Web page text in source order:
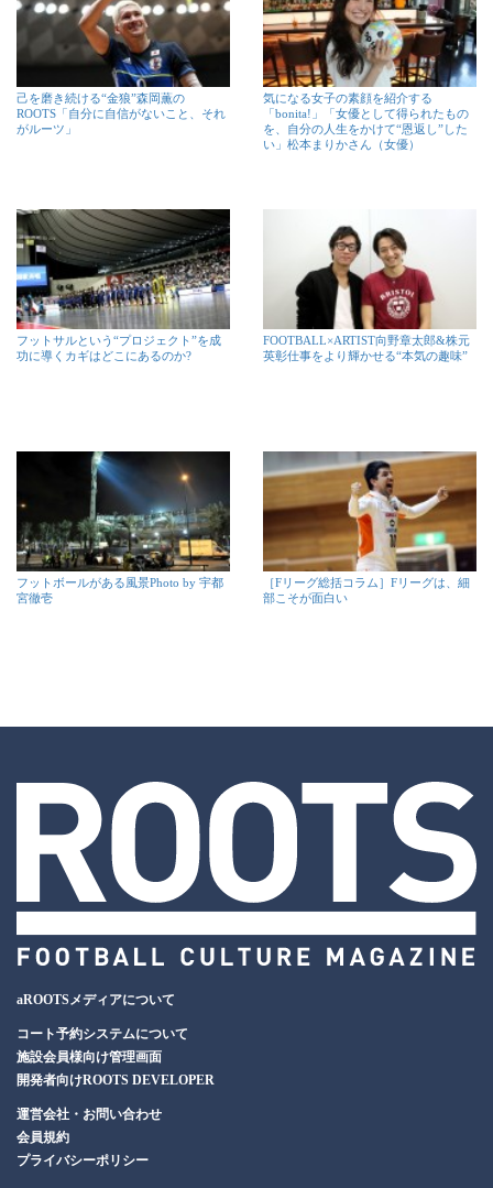
己を磨き続ける“金狼”森岡薫の
ROOTS「自分に自信がないこと、それ
がルーツ」
気になる女子の素顔を紹介する
「bonita!」「女優として得られたもの
を、自分の人生をかけて“恩返し”した
い」松本まりかさん（女優）
フットサルという“プロジェクト”を成
功に導くカギはどこにあるのか?
FOOTBALL×ARTIST向野章太郎&株元
英彰仕事をより輝かせる“本気の趣味”
フットボールがある風景Photo by 宇都
宮徹壱
［Fリーグ総括コラム］Fリーグは、細
部こそが面白い
aROOTSメディアについて
コート予約システムについて
施設会員様向け管理画面
開発者向けROOTS DEVELOPER
運営会社・お問い合わせ
会員規約
プライバシーポリシー